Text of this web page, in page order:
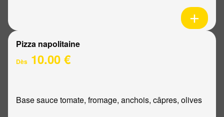
Pizza napolitaine
Dès 10.00 €
Base sauce tomate, fromage, anchois, câpres, olives